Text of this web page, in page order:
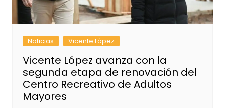
Noticias Vicente López
Vicente López avanza con la
segunda etapa de renovación del
Centro Recreativo de Adultos
Mayores